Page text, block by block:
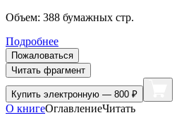
Объем: 388 бумажных стр.
Подробнее
Пожаловаться
Читать фрагмент
Купить электронную — 800 ₽
О книгеОглавлениеЧитать